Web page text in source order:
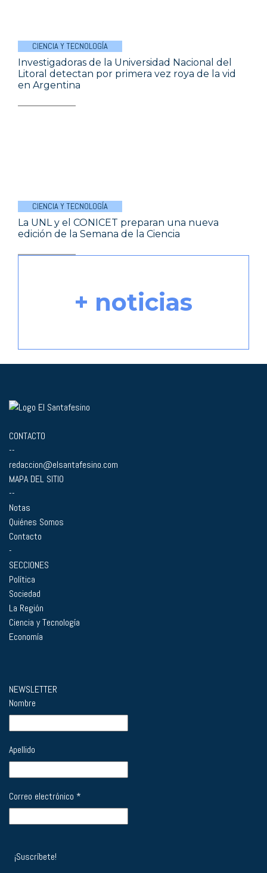
CIENCIA Y TECNOLOGÍA
Investigadoras de la Universidad Nacional del
Litoral detectan por primera vez roya de la vid
en Argentina
CIENCIA Y TECNOLOGÍA
La UNL y el CONICET preparan una nueva
edición de la Semana de la Ciencia
+ noticias
CONTACTO
--
redaccion@elsantafesino.com
MAPA DEL SITIO
--
Notas
Quiénes Somos
Contacto
-
SECCIONES
Política
Sociedad
La Región
Ciencia y Tecnología
Economía
NEWSLETTER
Nombre
Apellido
Correo electrónico *